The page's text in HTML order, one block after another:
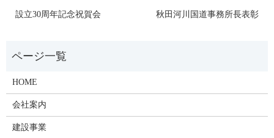
設立30周年記念祝賀会 秋田河川国道事務所長表彰
HOME
会社案内
建設事業